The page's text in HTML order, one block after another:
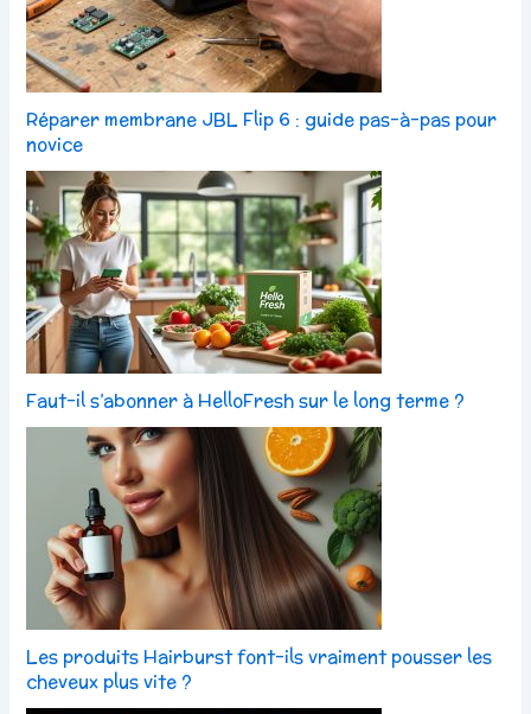
Réparer membrane JBL Flip 6 : guide pas-à-pas pour
novice
Faut-il s’abonner à HelloFresh sur le long terme ?
Les produits Hairburst font-ils vraiment pousser les
cheveux plus vite ?